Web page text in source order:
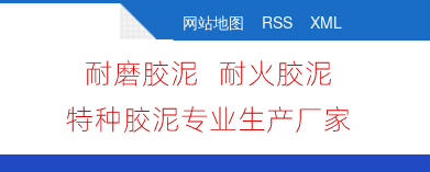
网站地图 RSS XML